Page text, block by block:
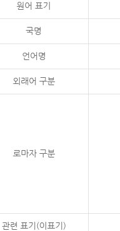
원어 표기
국명
언어명
외래어 구분
로마자 구분
관련 표기(이표기)